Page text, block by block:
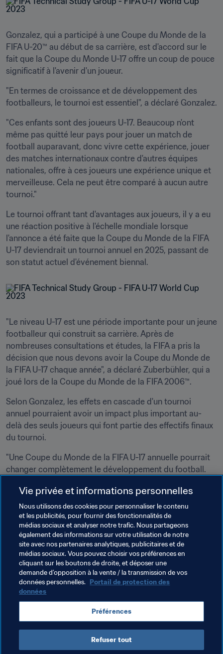
Gonzalez, qui a participé à une Coupe du Monde de la
FIFA U-20™ au début de sa carrière, est d'accord sur le
fait que la Coupe du Monde U-17 offre un coup de pouce
significatif à l'avenir d'un joueur.
"En termes de croissance et de développement des
footballeurs, le tournoi est essentiel", a déclaré Gonzalez.
"Ces enfants sont des joueurs U-17. Beaucoup n'ont
même pas quitté leur pays pour jouer un match de
football auparavant, donc vivre cette expérience, jouer
des matches internationaux contre d'autres équipes
nationales, offre à ces joueurs une expérience unique et
merveilleuse. Cela ne peut être comparé à aucun autre
tournoi."
Le tournoi offrant tant d'avantages aux joueurs, il y a eu
une réaction positive à l'échelle mondiale lorsque
l'annonce a été faite que la Coupe du Monde de la FIFA
U-17 deviendrait un tournoi annuel en 2025, passant de
son statut actuel d'événement biennal.
"Le niveau U-17 est une période importante pour un jeune
footballeur qui construit sa carrière. Après de
nombreuses consultations et études, la FIFA a pris la
décision que nous devons avoir la Coupe du Monde de
la FIFA U-17 chaque année", a déclaré Zuberbühler, qui a
joué lors de la Coupe du Monde de la FIFA 2006™.
Selon Gonzalez, les effets en cascade d'un tournoi
annuel pourraient avoir un impact plus important au-
delà des seuls joueurs qui font partie des effectifs finaux
du tournoi.
"Une Coupe du Monde de la FIFA U-17 annuelle pourrait
changer complètement le développement du football.
monde entier, pour chaque enfant qui se développe et
grandit en tant que joueur", a conclu Gonzalez.
Thèmes en lien
Groupe d'Étude Technique (TSG) Organisation
Indonesia AFC
Vie privée et informations personnelles
Nous utilisons des cookies pour personnaliser le contenu
et les publicités, pour fournir des fonctionnalités de
médias sociaux et analyser notre trafic. Nous partageons
également des informations sur votre utilisation de notre
site avec nos partenaires analytiques, publicitaires et de
médias sociaux. Vous pouvez choisir vos préférences en
cliquant sur les boutons de droite, et déposer une
demande d’opposition à la vente / la transmission de vos
données personnelles. Portail de protection des
données
Préférences
Refuser tout